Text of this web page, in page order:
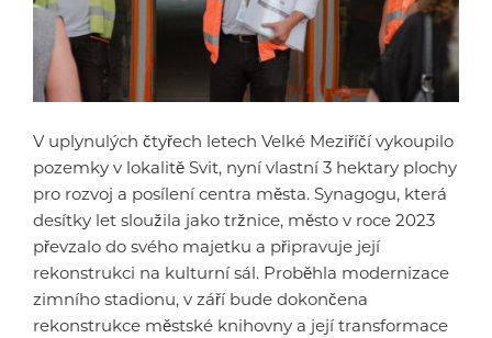
V uplynulých čtyřech letech Velké Meziříčí vykoupilo
pozemky v lokalitě Svit, nyní vlastní 3 hektary plochy
pro rozvoj a posílení centra města. Synagogu, která
desítky let sloužila jako tržnice, město v roce 2023
převzalo do svého majetku a připravuje její
rekonstrukci na kulturní sál. Proběhla modernizace
zimního stadionu, v září bude dokončena
rekonstrukce městské knihovny a její transformace